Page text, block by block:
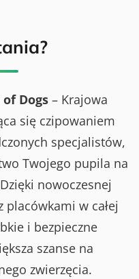
Dogs– Krajowa
się czipowaniem
specjalistów,
Twojego pupila na
nowoczesnej
w całej
i bezpieczne
szanse na
zwierzęcia.